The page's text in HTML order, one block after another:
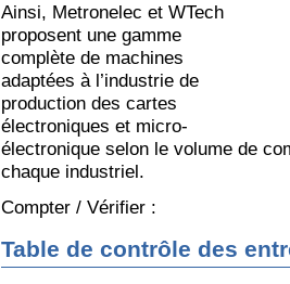
Ainsi, Metronelec et WTech
proposent une gamme
complète de machines
adaptées à l’industrie de
production des cartes
électroniques et micro-
électronique selon le volume de
chaque industriel.
Compter / Vérifier :
Table de contrôle des